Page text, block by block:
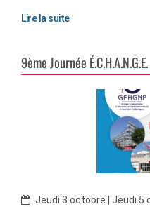
Lire la suite
9ème Journée É.C.H.A.N.G.E.
Jeudi 3 octobre | Jeudi 5